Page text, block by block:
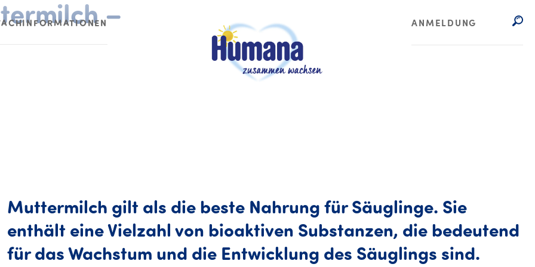
ANMELDUNG
–
Muttermilch gilt als die beste Nahrung für Säuglinge. Sie
enthält eine Vielzahl von bioaktiven Substanzen, die bedeutend
für das Wachstum und die Entwicklung des Säuglings sind.